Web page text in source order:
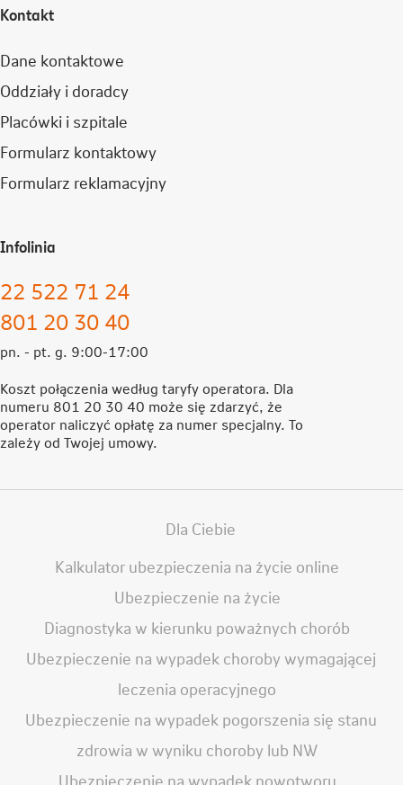
Kontakt
Dane kontaktowe
Oddziały i doradcy
Placówki i szpitale
Formularz kontaktowy
Formularz reklamacyjny
Infolinia
22 522 71 24
801 20 30 40
pn. - pt. g. 9:00-17:00
Koszt połączenia według taryfy operatora. Dla
numeru 801 20 30 40 może się zdarzyć, że
operator naliczyć opłatę za numer specjalny. To
zależy od Twojej umowy.
Dla Ciebie
Kalkulator ubezpieczenia na życie online
Ubezpieczenie na życie
Diagnostyka w kierunku poważnych chorób
Ubezpieczenie na wypadek choroby wymagającej
leczenia operacyjnego
Ubezpieczenie na wypadek pogorszenia się stanu
zdrowia w wyniku choroby lub NW
Ubezpieczenie na wypadek nowotworu